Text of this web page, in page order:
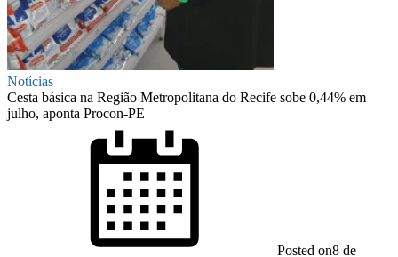
Notícias
Cesta básica na Região Metropolitana do Recife sobe 0,44% em
julho, aponta Procon-PE
Posted on8 de